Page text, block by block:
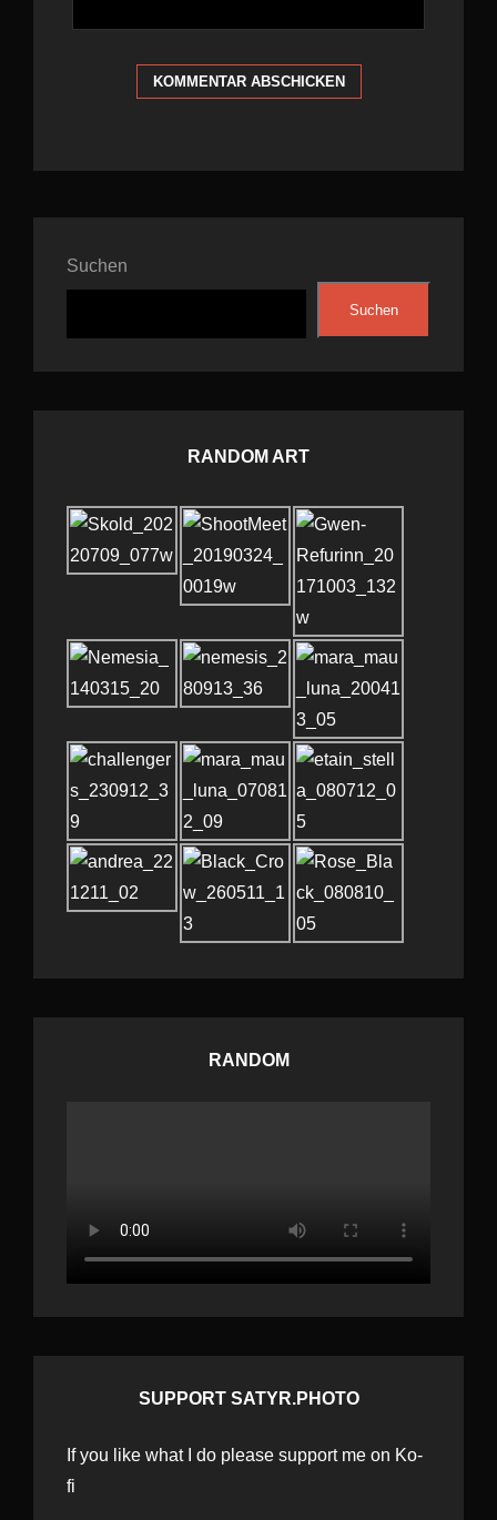
Suchen
Suchen
RANDOM ART
RANDOM
SUPPORT SATYR.PHOTO
If you like what I do please support me on Ko-
fi